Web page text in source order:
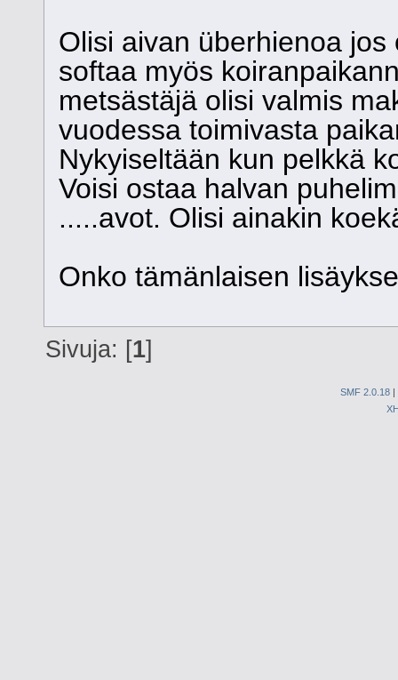
Olisi aivan überhienoa
softaa myös
metsästäjä olisi valmis
vuodessa toimivasta
Nykyiseltään kun pelkkä
Voisi ostaa halvan
.....avot. Olisi ainakin
Onko tämänlaisen
Sivuja: [1]
SMF 2.0.18 |